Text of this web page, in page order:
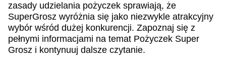
zasady udzielania pożyczek sprawiają, że
SuperGrosz wyróżnia się jako niezwykle atrakcyjny
wybór wśród dużej konkurencji. Zapoznaj się z
pełnymi informacjami na temat Pożyczek Super
Grosz i kontynuuj dalsze czytanie.